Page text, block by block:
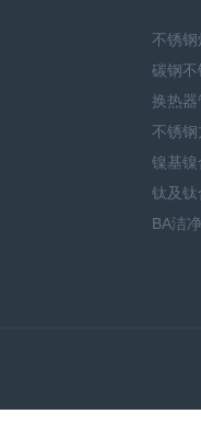
不锈钢
碳钢
换热器
不锈
镍基
钛及
BA洁